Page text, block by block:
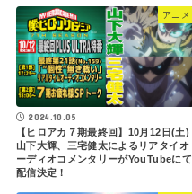
アニメ
2024.10.05
【ヒロアカ７期最終回】10月12日(土)
山下大輝、三宅健太によるリアタイオ
ーディオコメンタリーがYouTubeにて
配信決定！